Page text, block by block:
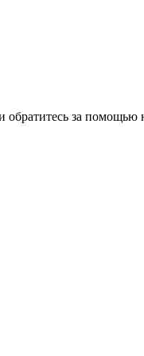
обратитесь за помощью